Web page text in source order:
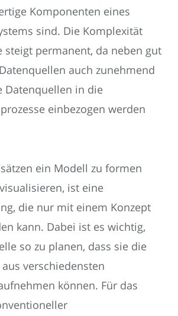
Komponenten eines
sind. Die Komplexität
steigt permanent, da neben gut
auch zunehmend
Datenquellen in die
einbezogen werden
ein Modell zu formen
ist eine
die nur mit einem Konzept
kann. Dabei ist es wichtig,
so zu planen, dass sie die
verschiedensten
können. Für das